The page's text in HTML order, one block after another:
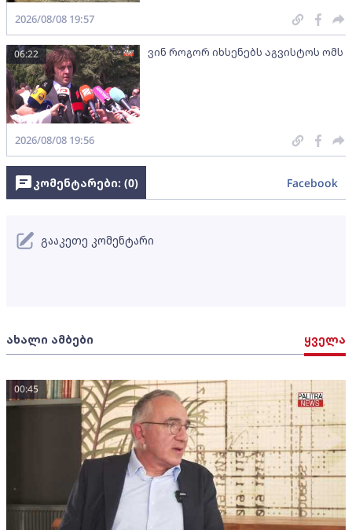
2026/08/08 19:57
ვინ როგორ იხსენებს აგვისტოს ომს
06:22
2026/08/08 19:56
ახალი ამბები ყველა
00:45
კომენტარები: (0) Facebook
გააკეთე კომენტარი